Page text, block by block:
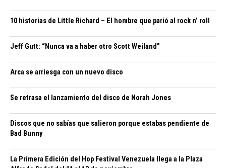
10 historias de Little Richard – El hombre que parió al rock n’ roll
Jeff Gutt: “Nunca va a haber otro Scott Weiland”
Arca se arriesga con un nuevo disco
Se retrasa el lanzamiento del disco de Norah Jones
Discos que no sabías que salieron porque estabas pendiente de
Bad Bunny
La Primera Edición del Hop Festival Venezuela llega a la Plaza